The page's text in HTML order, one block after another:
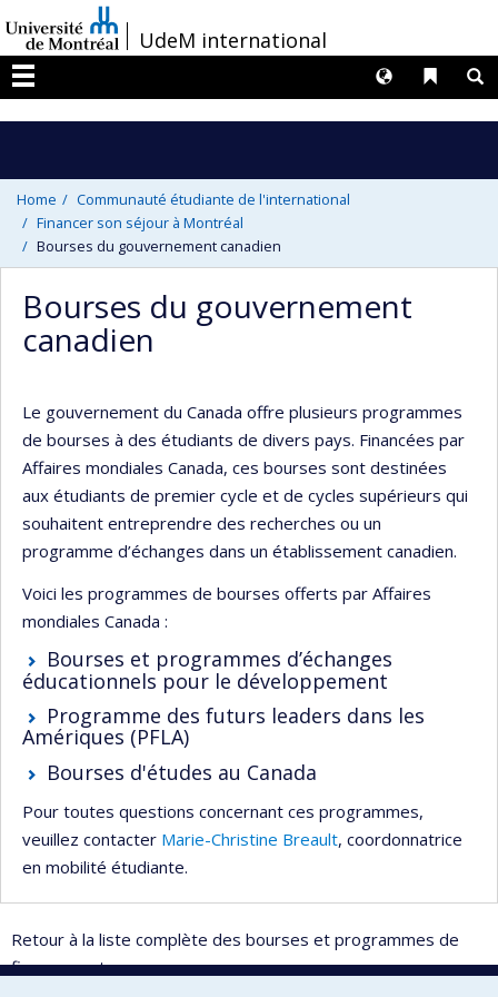
au
contenu
/UdeM international
Menu
Liens
Langues
Home
Communauté étudiante de l'international
Financer son séjour à Montréal
Bourses du gouvernement canadien
Bourses du gouvernement
canadien
Le gouvernement du Canada offre plusieurs programmes
de bourses à des étudiants de divers pays. Financées par
Affaires mondiales Canada, ces bourses sont destinées
aux étudiants de premier cycle et de cycles supérieurs qui
souhaitent entreprendre des recherches ou un
programme d’échanges dans un établissement canadien.
Voici les programmes de bourses offerts par Affaires
mondiales Canada :
Bourses et programmes d’échanges
éducationnels pour le développement
Programme des futurs leaders dans les
Amériques (PFLA)
Bourses d'études au Canada
Pour toutes questions concernant ces programmes,
veuillez contacter Marie-Christine Breault, coordonnatrice
en mobilité étudiante.
Retour à la liste complète des bourses et programmes de
financement